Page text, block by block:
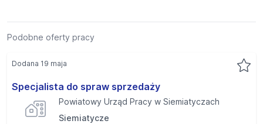
Podobne oferty pracy
Specjalista do spraw sprzedaży
Powiatowy Urząd Pracy w Siemiatyczach
Siemiatycze
Dodana 19 maja